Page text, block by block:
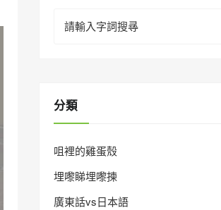
for:
分類
咀裡的雞蛋殼
埋嚟睇埋嚟揀
廣東話vs日本語